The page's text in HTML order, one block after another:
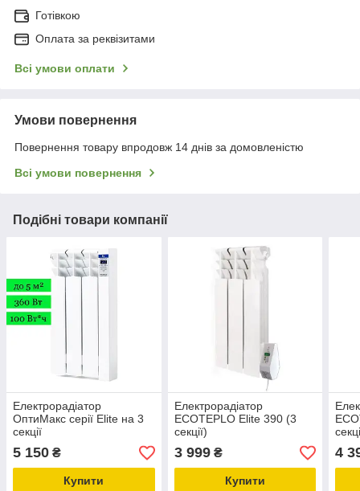
Готівкою
Оплата за реквізитами
Всі умови оплати
Умови повернення
Повернення товару впродовж 14 днів за домовленістю
Всі умови повернення
Подібні товари компанії
Електрорадіатор
ОптиМакс серії Elite на 3
секції
5 150 ₴
Купити
Електрорадіатор
ECOTEPLO Elite 390 (3
секції)
3 999₴
Купити
4